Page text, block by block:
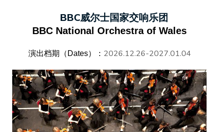
BBC威尔士国家交响乐团
BBC National Orchestra of Wales
演出档期（Dates）： 2026.12.26-2027.01.04